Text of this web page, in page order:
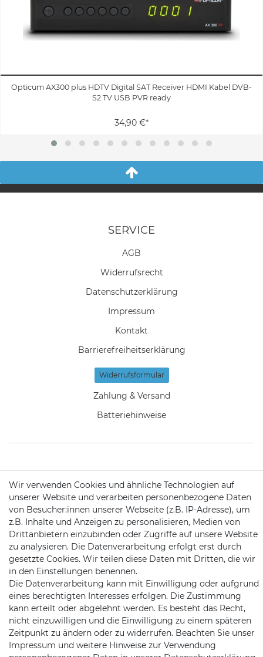
Opticum AX300 plus HDTV Digital SAT Receiver HDMI Kabel DVB-
S2 TV USB PVR ready
34,90 €*
SERVICE
AGB
Widerrufs­recht
Daten­schutz­erklärung
Impressum
Kontakt
Barrierefreiheitserklärung
Widerrufs­formular
Zahlung & Versand
Batteriehinweise
KONTAKT
Telefon:09721 / 9453362
Mail:info@satshopping.de
Kopenhagenstr. 4
97424 Schweinfurt
Wir verwenden Cookies und ähnliche Technologien auf
unserer Website und verarbeiten personenbezogene Daten
von Besucher:innen unserer Webseite (z.B. IP-Adresse), um
z.B. Inhalte und Anzeigen zu personalisieren, Medien von
Drittanbietern einzubinden oder Zugriffe auf unsere Website
zu analysieren. Die Datenverarbeitung erfolgt erst durch
gesetzte Cookies. Wir teilen diese Daten mit Dritten, die wir
in den Einstellungen benennen.
Die Datenverarbeitung kann mit Einwilligung oder aufgrund
eines berechtigten Interesses erfolgen. Die Zustimmung
kann erteilt oder abgelehnt werden. Es besteht das Recht,
nicht einzuwilligen und die Einwilligung zu einem späteren
Zeitpunkt zu ändern oder zu widerrufen. Beachten Sie unser
Impressum und weitere Hinweise zur Verwendung